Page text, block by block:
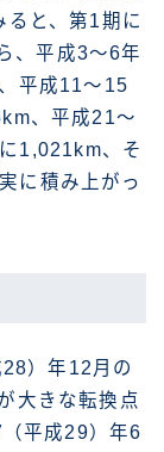
ると、第1期に
、平成3〜6年
平成11〜15
、平成21〜
1,021km、そ
に積み上がっ
）年12月の
大きな転換点
平成29）年6